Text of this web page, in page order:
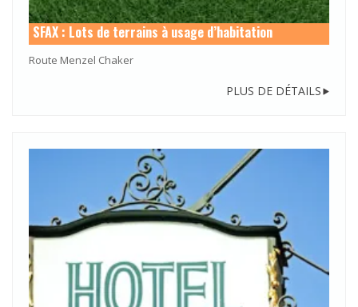
SFAX : Lots de terrains à usage d’habitation
Route Menzel Chaker
PLUS DE DÉTAILS